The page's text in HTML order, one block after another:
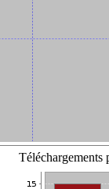
Téléchargements